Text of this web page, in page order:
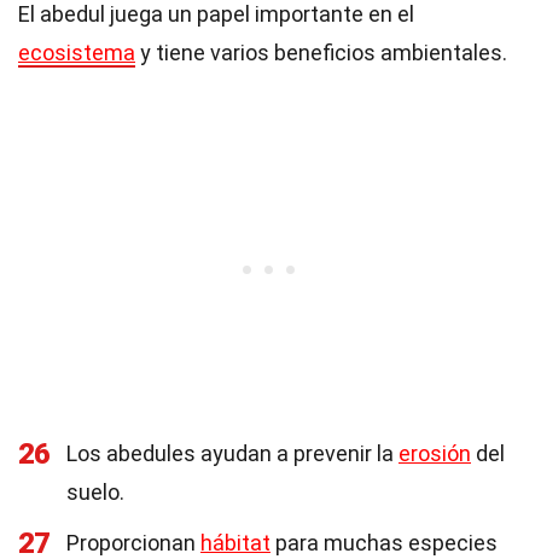
El abedul juega un papel importante en el
ecosistema y tiene varios beneficios ambientales.
26 Los abedules ayudan a prevenir la erosión del
suelo.
27 Proporcionan hábitat para muchas especies